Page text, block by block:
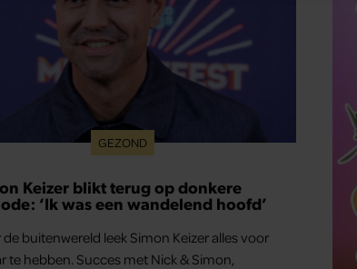
GEZOND
Keizer blikt terug op donkere
‘Ik was een wandelend hoofd’
buitenwereld leek Simon Keizer alles voor
te hebben. Succes met Nick & Simon,